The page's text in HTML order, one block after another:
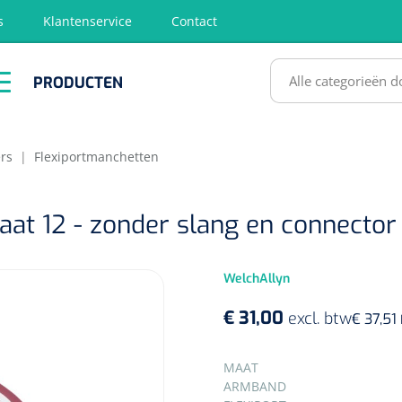
Klantenservice Contact
PRODUCTEN
| Flexiportmanchetten
12 - zonder slang en connector
WelchAllyn
€ 31,00 excl. btw€ 37,51
SELECTEER
MAAT
ARMBAND